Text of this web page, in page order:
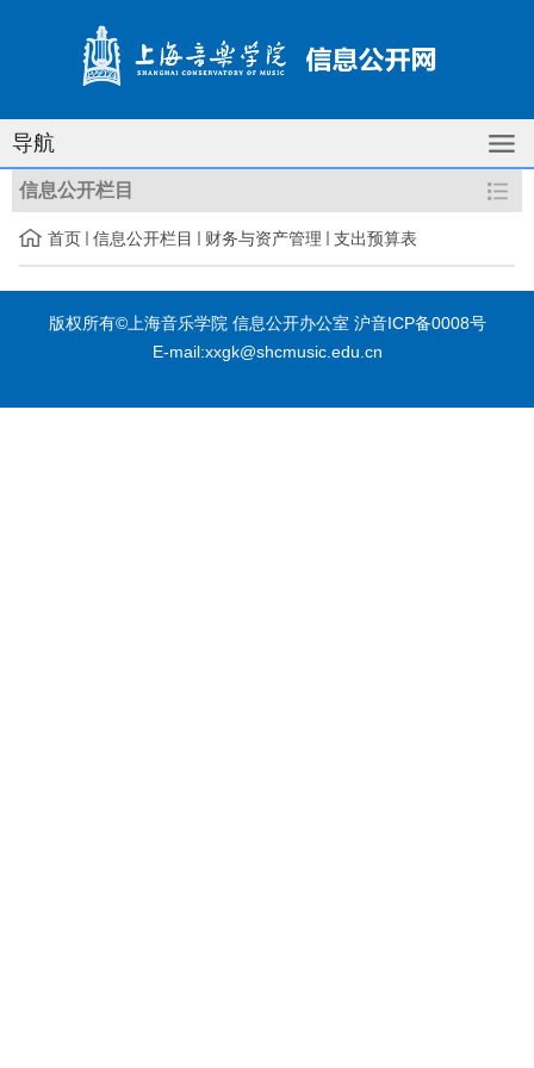
导航
信息公开栏目
首页 信息公开栏目 财务与资产管理 支出预算表
版权所有©上海音乐学院 信息公开办公室 沪音ICP备0008号
E-mail:xxgk@shcmusic.edu.cn